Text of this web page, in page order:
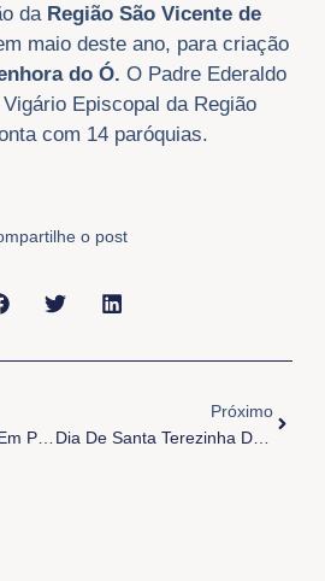
da Região São Vicente de
maio deste ano, para criação
do Ó. O Padre Ederaldo
Episcopal da Região
com 14 paróquias.
o post
Semana Missionária Em Preparação Para Festividade De Santa Teresinha
Próximo
Dia De Santa Terezinha Do Menino Jesus